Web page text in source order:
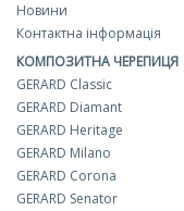
Новини
Контактна інформація
КОМПОЗИТНА ЧЕРЕПИЦЯ
GERARD Classic
GERARD Diamant
GERARD Heritage
GERARD Milano
GERARD Corona
GERARD Senator